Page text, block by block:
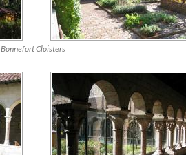
BonnefortCloisters